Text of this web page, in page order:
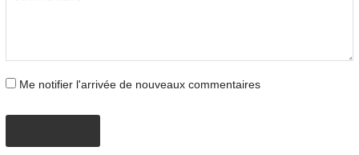
Me notifier l'arrivée de nouveaux commentaires